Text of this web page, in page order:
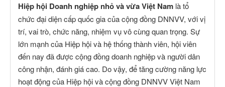
Hiệp hội Doanh nghiệp nhỏ và vừa Việt Nam là tổ
chức đại diện cấp quốc gia của cộng đồng DNNVV, với vị
trí, vai trò, chức năng, nhiệm vụ vô cùng quan trọng. Sự
lớn mạnh của Hiệp hội và hệ thống thành viên, hội viên
đến nay đã được cộng đồng doanh nghiệp và người dân
công nhận, đánh giá cao. Do vậy, để tăng cường năng lực
hoạt động của Hiệp hội và cộng đồng DNNVV Việt Nam